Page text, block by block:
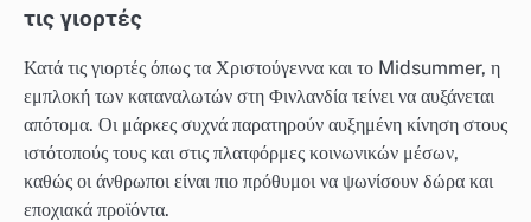
τις γιορτές
Κατά τις γιορτές όπως τα Χριστούγεννα και το Midsummer, η
εμπλοκή των καταναλωτών στη Φινλανδία τείνει να αυξάνεται
απότομα. Οι μάρκες συχνά παρατηρούν αυξημένη κίνηση στους
ιστότοπούς τους και στις πλατφόρμες κοινωνικών μέσων,
καθώς οι άνθρωποι είναι πιο πρόθυμοι να ψωνίσουν δώρα και
εποχιακά προϊόντα.